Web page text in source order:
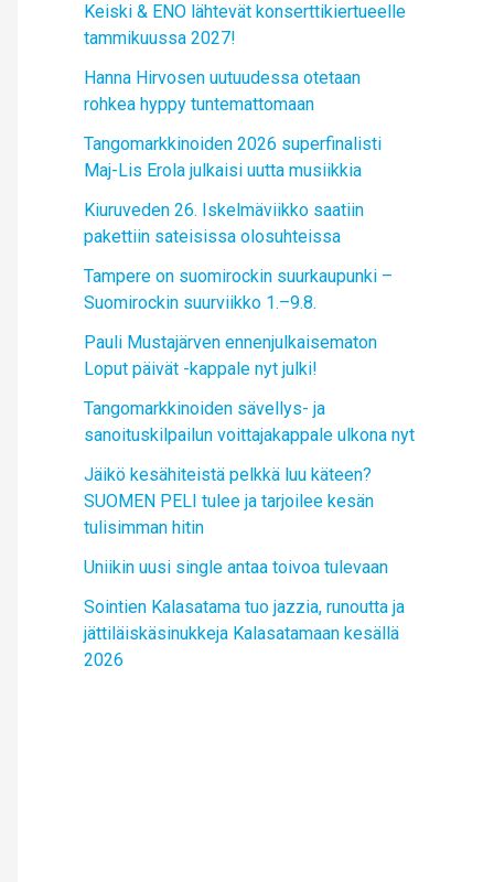
Keiski & ENO lähtevät konserttikiertueelle
tammikuussa 2027!
Hanna Hirvosen uutuudessa otetaan
rohkea hyppy tuntemattomaan
Tangomarkkinoiden 2026 superfinalisti
Maj-Lis Erola julkaisi uutta musiikkia
Kiuruveden 26. Iskelmäviikko saatiin
pakettiin sateisissa olosuhteissa
Tampere on suomirockin suurkaupunki –
Suomirockin suurviikko 1.–9.8.
Pauli Mustajärven ennenjulkaisematon
Loput päivät -kappale nyt julki!
Tangomarkkinoiden sävellys- ja
sanoituskilpailun voittajakappale ulkona nyt
Jäikö kesähiteistä pelkkä luu käteen?
SUOMEN PELI tulee ja tarjoilee kesän
tulisimman hitin
Uniikin uusi single antaa toivoa tulevaan
Sointien Kalasatama tuo jazzia, runoutta ja
jättiläiskäsinukkeja Kalasatamaan kesällä
2026